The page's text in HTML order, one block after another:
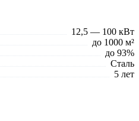
12,5 — 100 кВт
до 1000 м²
до 93%
Сталь
5 лет